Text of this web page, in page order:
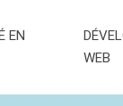
EN
WEB